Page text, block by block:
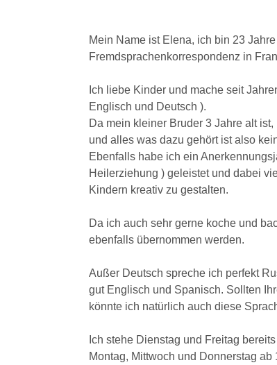
Mein Name ist Elena, ich bin 23
Fremdsprachenkorrespondenz in
Ich liebe Kinder und mache seit
Englisch und Deutsch ).
Da mein kleiner Bruder 3 Jahre alt
und alles was dazu gehört ist also
Ebenfalls habe ich ein
Heilerziehung ) geleistet und dabei
Kindern kreativ zu gestalten.
Da ich auch sehr gerne koche und
ebenfalls übernommen werden.
Außer Deutsch spreche ich perfekt
gut Englisch und Spanisch. Sollten
könnte ich natürlich auch diese
Ich stehe Dienstag und Freitag
Montag, Mittwoch und Donnerstag